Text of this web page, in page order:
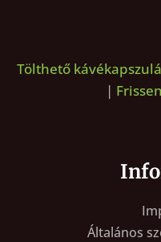
Tölthető
|
Általános